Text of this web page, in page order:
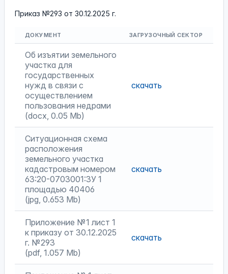
Приказ №293 от 30.12.2025 г.
ДОКУМЕНТ ЗАГРУЗОЧНЫЙ СЕКТОР
Об изъятии земельного
участка для
государственных
нужд в связи с
осуществлением
пользования недрами
(docx, 0.05 Mb)
скачать
Ситуационная схема
расположения
земельного участка
кадастровым номером
63:20-0703001:ЗУ 1
площадью 40406
(jpg, 0.653 Mb)
скачать
Приложение №1 лист 1
к приказу от 30.12.2025
г. №293
(pdf, 1.057 Mb)
скачать